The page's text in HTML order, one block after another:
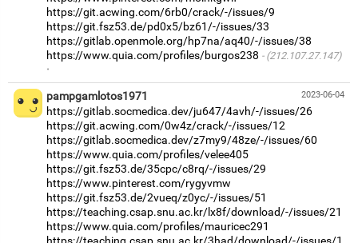
https://git.acwing.com/6rb0/crack/-/issues/9
https://git.fsz53.de/pd0x5/bz61/-/issues/33
https://gitlab.openmole.org/hp7na/aq40/-/issues/38
https://www.quia.com/profiles/burgos238
(212.107.27.147)
·
2023-06-04
pampgamlotos1971
https://gitlab.socmedica.dev/ju647/4avh/-/issues/26
https://git.acwing.com/0w4z/crack/-/issues/12
https://gitlab.socmedica.dev/z7my9/48ze/-/issues/60
https://www.quia.com/profiles/velee405
https://git.fsz53.de/35cpc/c8rq/-/issues/29
https://www.pinterest.com/rygyvmw
https://git.fsz53.de/2vueq/z0yc/-/issues/51
https://teaching.csap.snu.ac.kr/lx8f/download/-/issues/21
https://www.quia.com/profiles/mauricec291
https://teaching.csap.snu.ac.kr/3had/download/-/issues/1